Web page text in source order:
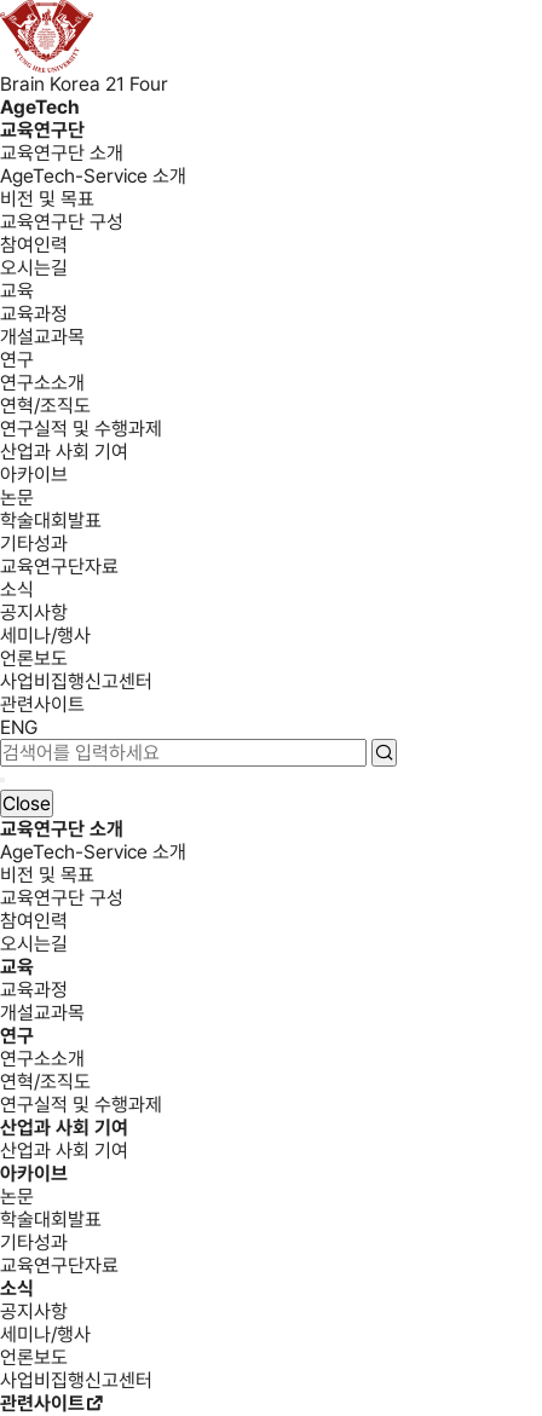
Brain Korea 21 Four
AgeTech
교육연구단
교육연구단 소개
AgeTech-Service 소개
비전 및 목표
교육연구단 구성
참여인력
오시는길
교육
교육과정
개설교과목
연구
연구소소개
연혁/조직도
연구실적 및 수행과제
산업과 사회 기여
아카이브
논문
학술대회발표
기타성과
교육연구단자료
소식
공지사항
세미나/행사
언론보도
사업비집행신고센터
관련사이트
ENG
Close
교육연구단 소개
AgeTech-Service 소개
비전 및 목표
교육연구단 구성
참여인력
오시는길
교육
교육과정
개설교과목
연구
연구소소개
연혁/조직도
연구실적 및 수행과제
산업과 사회 기여
산업과 사회 기여
아카이브
논문
학술대회발표
기타성과
교육연구단자료
소식
공지사항
세미나/행사
언론보도
사업비집행신고센터
관련사이트